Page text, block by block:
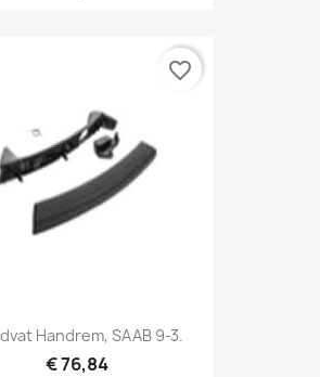
Handrem, SAAB 9-3.
€ 76,84
favorite_border